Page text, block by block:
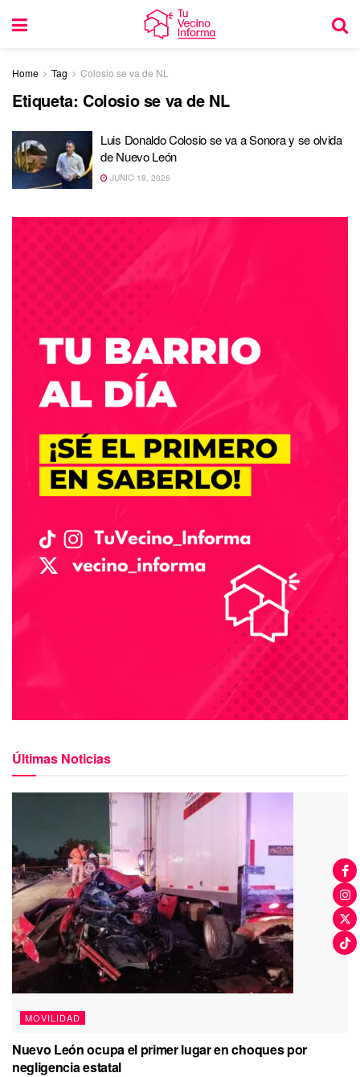
Home Tag Colosio se va de NL
Etiqueta: Colosio se va de NL
Luis Donaldo Colosio se va a Sonora y se olvida
de Nuevo León
JUNIO 18, 2026
Últimas Noticias
MOVILIDAD
Nuevo León ocupa el primer lugar en choques por
negligencia estatal